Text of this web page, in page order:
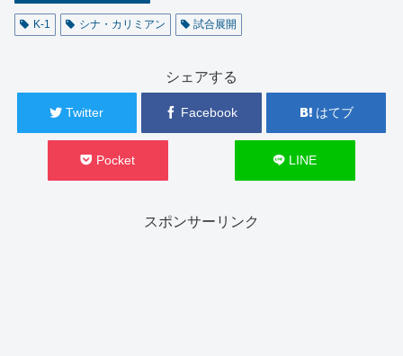
K-1 シナ・カリミアン 試合展開
シェアする
Twitter Facebook はてブ
Pocket LINE
スポンサーリンク